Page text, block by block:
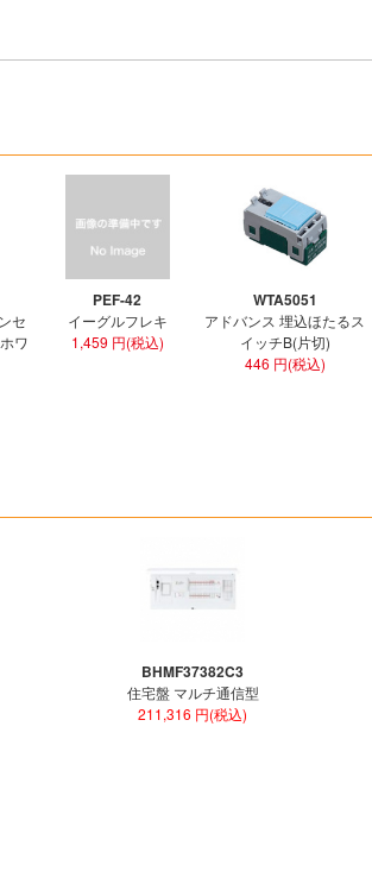
セ
ワ
PEF-42
イーグルフレキ
1,459 円(税込)
WTA5051
アドバンス 埋込ほたるス
イッチB(片切)
446 円(税込)
BHMF37382C3
住宅盤 マルチ通信型
211,316 円(税込)